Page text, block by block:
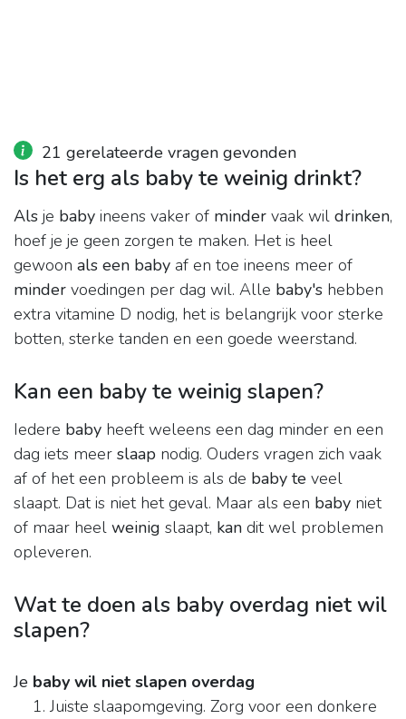
21 gerelateerde vragen gevonden
Is het erg als baby te weinig drinkt?
Als je baby ineens vaker of minder vaak wil drinken,
hoef je je geen zorgen te maken. Het is heel
gewoon als een baby af en toe ineens meer of
minder voedingen per dag wil. Alle baby's hebben
extra vitamine D nodig, het is belangrijk voor sterke
botten, sterke tanden en een goede weerstand.
Kan een baby te weinig slapen?
Iedere baby heeft weleens een dag minder en een
dag iets meer slaap nodig. Ouders vragen zich vaak
af of het een probleem is als de baby te veel
slaapt. Dat is niet het geval. Maar als een baby niet
of maar heel weinig slaapt, kan dit wel problemen
opleveren.
Wat te doen als baby overdag niet wil
slapen?
Je baby wil niet slapen overdag
Juiste slaapomgeving. Zorg voor een donkere